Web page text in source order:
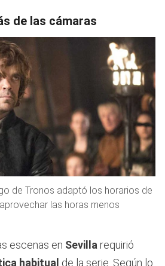
de las cámaras
de Tronos adaptó los horarios de
las horas menos
escenas en Sevilla requirió
habitual de la serie. Según lo